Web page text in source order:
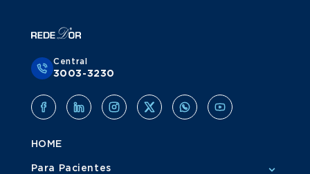
Central
3003-3230
HOME
Para Pacientes